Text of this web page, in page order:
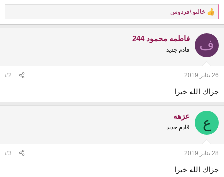
R
e
c
i
s
خالتو \فردوس
ف فاطمه محمود 244
قادم جديد
26 يناير 2019 #2
جزاك الله خيرا
ع عزهه
قادم جديد
28 يناير 2019 #3
جزاك الله خيرا